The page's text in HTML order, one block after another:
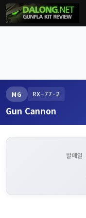
MG RX-77-2
Gun Cannon
발매일